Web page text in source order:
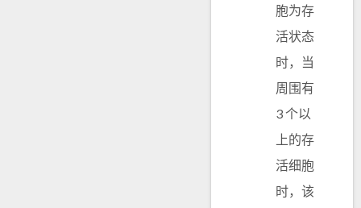
胞为存
活状态
时，当
周围有
3 个以
上的存
活细胞
时，该